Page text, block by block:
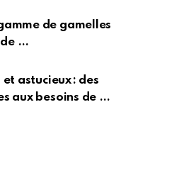
de gamelles
…
astucieux : des
aux besoins de …